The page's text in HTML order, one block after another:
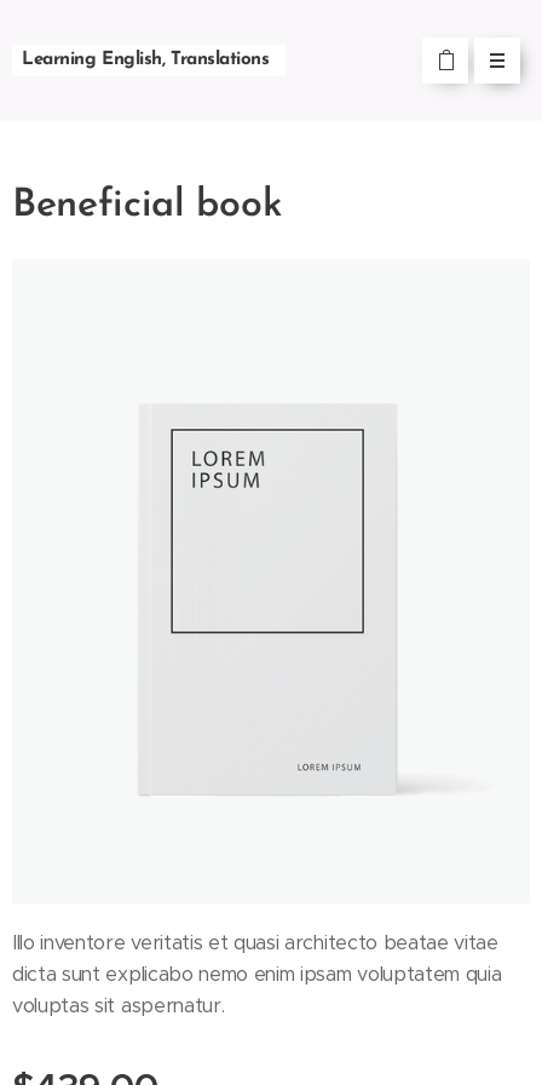
Learning English, Translations
Beneficial book
Illo inventore veritatis et quasi architecto beatae vitae
dicta sunt explicabo nemo enim ipsam voluptatem quia
voluptas sit aspernatur.